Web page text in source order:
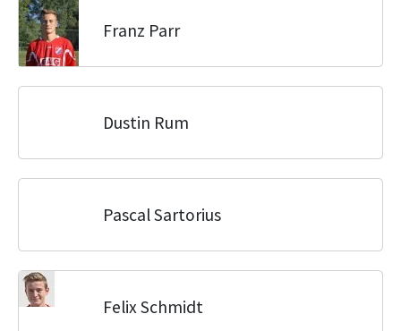
Franz Parr
Dustin Rum
Pascal Sartorius
Felix Schmidt